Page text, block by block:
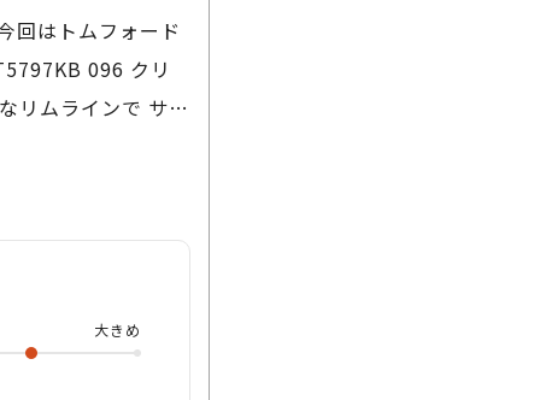
回はトムフォード
096 クリ
リムラインで サイ
すので レンズ交
大きめ